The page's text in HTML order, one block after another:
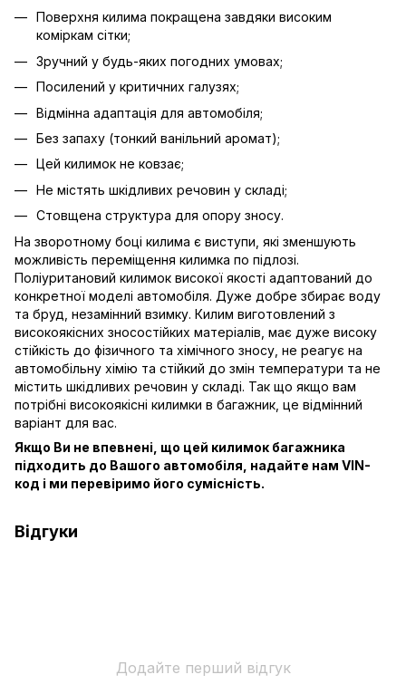
Поверхня килима покращена завдяки високим
коміркам сітки;
Зручний у будь-яких погодних умовах;
Посилений у критичних галузях;
Відмінна адаптація для автомобіля;
Без запаху (тонкий ванільний аромат);
Цей килимок не ковзає;
Не містять шкідливих речовин у складі;
Стовщена структура для опору зносу.
На зворотному боці килима є виступи, які зменшують
можливість переміщення килимка по підлозі.
Поліуритановий килимок високої якості адаптований до
конкретної моделі автомобіля. Дуже добре збирає воду
та бруд, незамінний взимку. Килим виготовлений з
високоякісних зносостійких матеріалів, має дуже високу
стійкість до фізичного та хімічного зносу, не реагує на
автомобільну хімію та стійкий до змін температури та не
містить шкідливих речовин у складі. Так що якщо вам
потрібні високоякісні килимки в багажник, це відмінний
варіант для вас.
Якщо Ви не впевнені, що цей килимок багажника
підходить до Вашого автомобіля, надайте нам VIN-
код і ми перевіримо його сумісність.
Відгуки
Додайте перший відгук